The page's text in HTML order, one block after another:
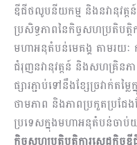
ឌីជីថលូបនីយកម្ម និងនវានុវត្តន៍
ប្រសិទ្ធភាពនៃកិច្ចសហប្រតិបត្តិ
មហាអនុតំបន់មេគង្គ តាមរយៈ
ជំរុញនវានុវត្តន៍ និងសហគ្រិនភា
ផ្សារភ្ជាប់ទៅនឹងខ្សែច្រវាក់
ថាមភាព និងភាពប្រកួតប្រជែ
ប្រទេសក្នុងមហាអនុតំបន់ចា